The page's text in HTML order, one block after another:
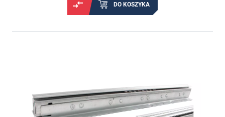
DO KOSZYKA